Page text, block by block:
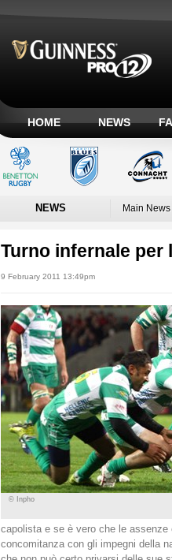
HOME NEWS
NEWS Main News
Turno infernale per
9 February 2011 13:49pm
© Inpho
capolista e se è vero che le assenze
concomitanza con gli impegni della